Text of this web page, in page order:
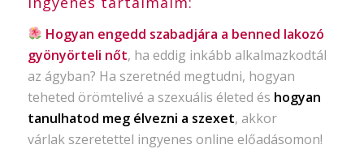
Hogyan engedd szabadjára a benned lakozó
gyönyörteli nőt, ha eddig inkább alkalmazkodtál
az ágyban? Ha szeretnéd megtudni, hogyan
teheted örömtelivé a szexuális életed és hogyan
tanulhatod meg élvezni a szexet, akkor
várlak szeretettel ingyenes online előadásomon!